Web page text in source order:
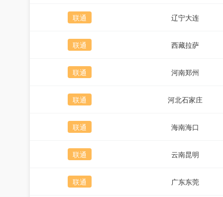
联通 辽宁大连
联通 西藏拉萨
联通 河南郑州
联通 河北石家庄
联通 海南海口
联通 云南昆明
联通 广东东莞